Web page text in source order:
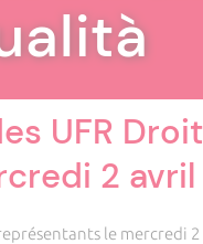
UFR
2 avril
le mercredi 2